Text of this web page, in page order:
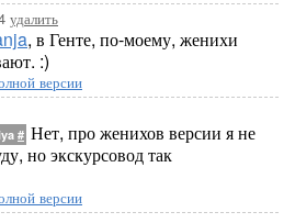
удалить
, в Генте, по-моему, женихи
:)
версии
# Нет, про женихов версии я не
но экскурсовод так
версии